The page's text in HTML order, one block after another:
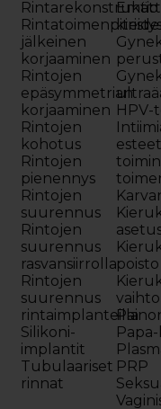
Rintarekonstruktio
jälkeinen
korjaaminen
Rintojen
epäsymmetrian
korjaaminen
Rintojen
kohotus
Rintojen
pienennys
Rintojen
suurennus
Rintojen
suurennus
rasvansiirrolla
Rintojen
suurennus
rintaimplanteilla
Silikoni-
implantit
Tubulaariset
rinnat
HPV-
poisto
vaihto
PRP